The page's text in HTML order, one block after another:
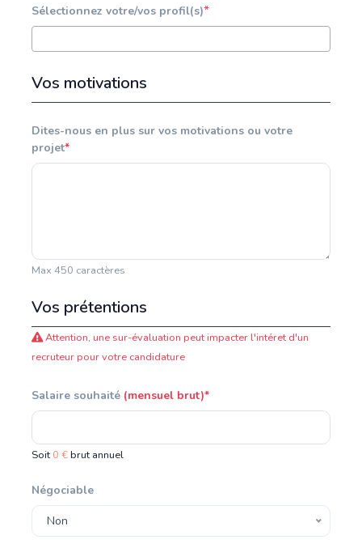
Sélectionnez votre/vos profil(s)*
Vos motivations
Dites-nous en plus sur vos motivations ou votre
projet*
Max 450 caractères
Vos prétentions
Attention, une sur-évaluation peut impacter l'intéret d'un
recruteur pour votre candidature
Salaire souhaité (mensuel brut)*
Soit 0 €brut annuel
Négociable
Non